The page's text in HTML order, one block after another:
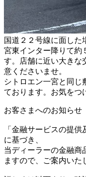
国道２２号線に面した
宮東インター降りて約
す。店舗に近い大きな
意くださいませ。
シトロエン一宮と同じ
ております。お気をつ
お客さまへのお知らせ
「金融サービスの提
に基づき、
当ディーラーの金融商
ますので、ご案内いた